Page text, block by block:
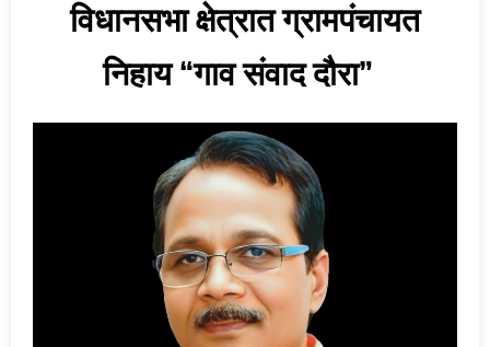
विधानसभा क्षेत्रात ग्रामपंचायत
निहाय “गाव संवाद दौरा”